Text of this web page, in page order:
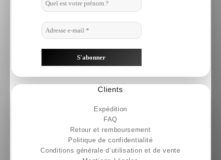
Clients
Expédition
FAQ
Retour et remboursement
Politique de confidentialité
Conditions générale d’utilisation et de vente